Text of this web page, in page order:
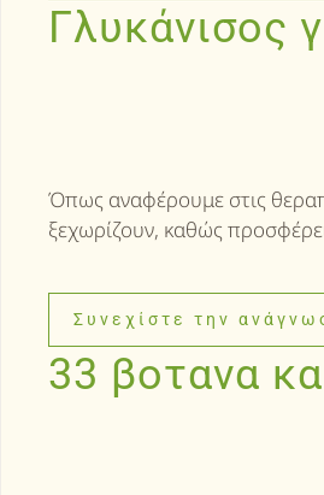
Γλυκάνισος
Όπως αναφέρουμε στις
ξεχωρίζουν, καθώς
Συνεχίστε την
33 βοτανα